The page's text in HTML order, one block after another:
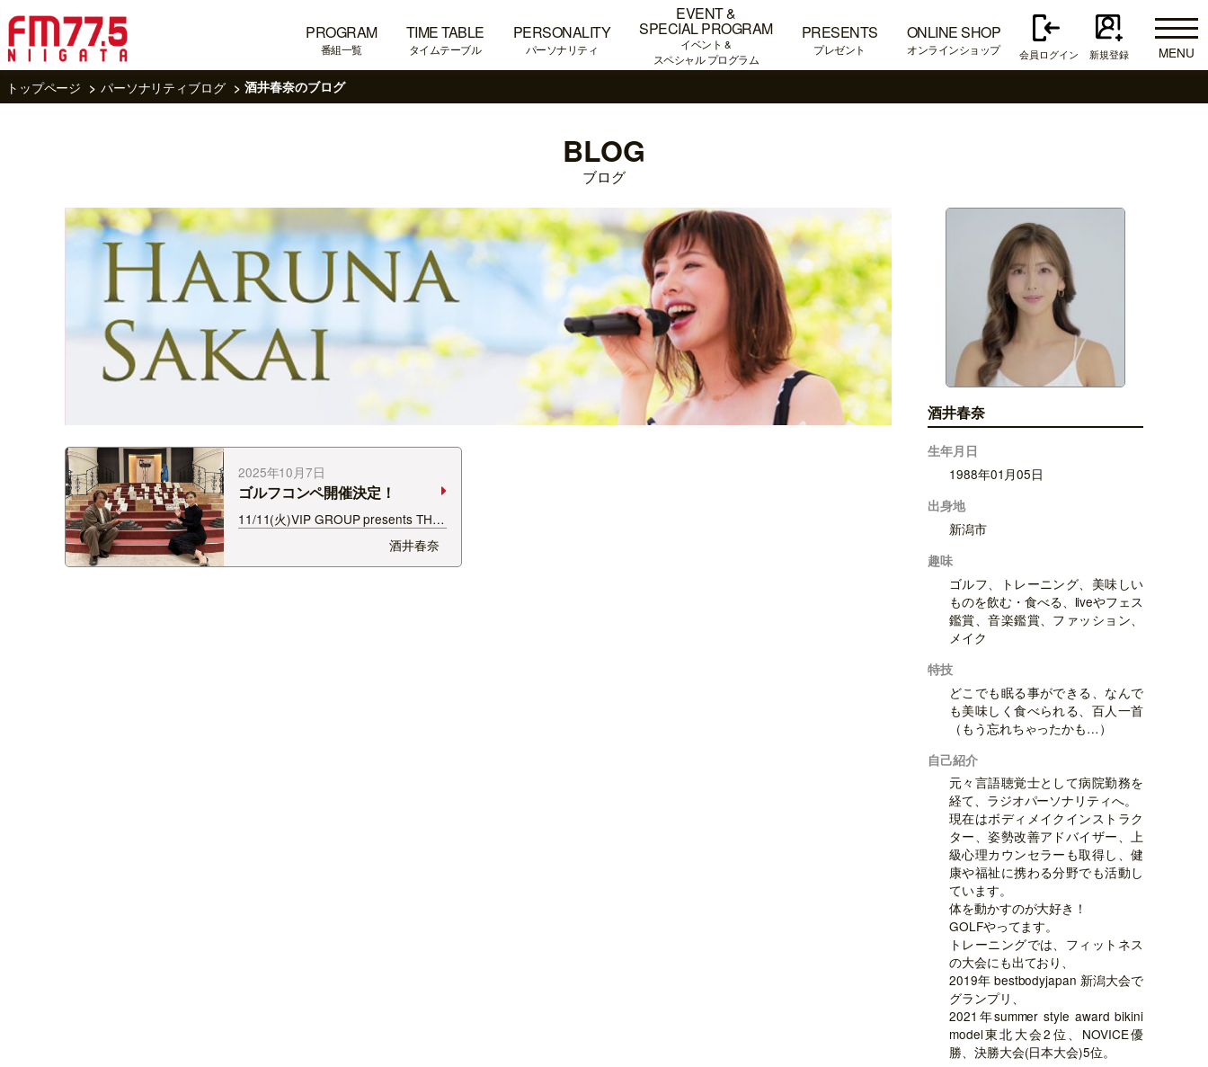
PROGRAM
番組一覧
TIME TABLE
タイムテーブル
PERSONALITY
パーソナリティ
EVENT &
SPECIAL PROGRAM
イベント &
スペシャル プログラム
PRESENTS
プレゼント
ONLINE SHOP
オンラインショップ 会員ログイン 新規登録
MENU
トップページ
パーソナリティブログ 酒井春奈のブログ
BLOG
ブログ
2025年10月7日
ゴルフコンペ開催決定！
11/11(火)VIP GROUP presents THE
GOLFER'Sゴルフコンペ開催決定し
ました！ クリスさんと共にわたし、
酒井春奈も参加します！
酒井春奈
酒井春奈
生年月日
1988年01月05日
出身地
新潟市
趣味
ゴルフ、トレーニング、美味しい
ものを飲む・食べる、liveやフェス
鑑賞、音楽鑑賞、ファッション、
メイク
特技
どこでも眠る事ができる、なんで
も美味しく食べられる、百人一首
（もう忘れちゃったかも…）
自己紹介
元々言語聴覚士として病院勤務を
経て、ラジオパーソナリティへ。
現在はボディメイクインストラク
ター、姿勢改善アドバイザー、上
級心理カウンセラーも取得し、健
康や福祉に携わる分野でも活動し
ています。
体を動かすのが大好き！
GOLFやってます。
トレーニングでは、フィットネス
の大会にも出ており、
2019年 bestbodyjapan 新潟大会で
グランプリ、
2021年summer style award bikini
model東北大会2位、NOVICE優
勝、決勝大会(日本大会)5位。